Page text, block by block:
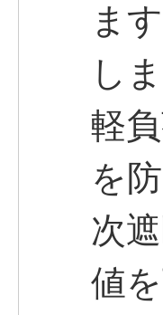
ま
し
軽
を
次
値